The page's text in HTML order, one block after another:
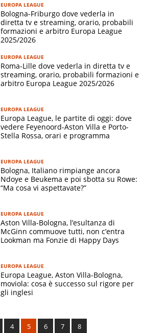
EUROPA LEAGUE
Bologna-Friburgo dove vederla in
diretta tv e streaming, orario, probabili
formazioni e arbitro Europa League
2025/2026
EUROPA LEAGUE
Roma-Lille dove vederla in diretta tv e
streaming, orario, probabili formazioni e
arbitro Europa League 2025/2026
EUROPA LEAGUE
Europa League, le partite di oggi: dove
vedere Feyenoord-Aston Villa e Porto-
Stella Rossa, orari e programma
EUROPA LEAGUE
Bologna, Italiano rimpiange ancora
Ndoye e Beukema e poi sbotta su Rowe:
“Ma cosa vi aspettavate?”
EUROPA LEAGUE
Aston Villa-Bologna, l’esultanza di
McGinn commuove tutti, non c’entra
Lookman ma Fonzie di Happy Days
EUROPA LEAGUE
Europa League, Aston Villa-Bologna,
moviola: cosa è successo sul rigore per
gli inglesi
4 5 6 7 8